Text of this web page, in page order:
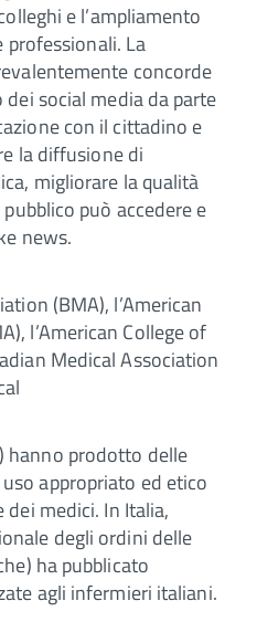
e l’ampliamento
professionali. La
concorde
dei social media da parte
con il cittadino e
la diffusione di
migliorare la qualità
può accedere e
news.
(BMA), l’American
l’American College of
Medical Association
hanno prodotto delle
appropriato ed etico
medici. In Italia,
degli ordini delle
ha pubblicato
agli infermieri italiani.